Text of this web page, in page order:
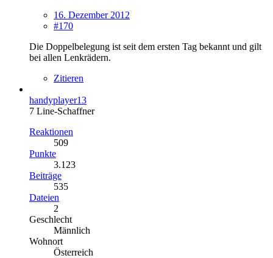
16. Dezember 2012
#170
Die Doppelbelegung ist seit dem ersten Tag bekannt und gilt
bei allen Lenkrädern.
Zitieren
handyplayer13
7 Line-Schaffner
Reaktionen
509
Punkte
3.123
Beiträge
535
Dateien
2
Geschlecht
Männlich
Wohnort
Österreich